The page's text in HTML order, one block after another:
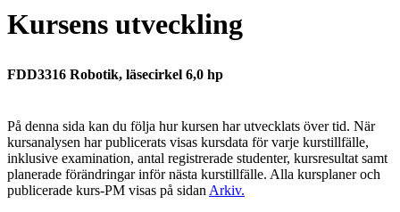
Kursens utveckling
FDD3316 Robotik, läsecirkel 6,0 hp
På denna sida kan du följa hur kursen har utvecklats över tid. När
kursanalysen har publicerats visas kursdata för varje kurstillfälle,
inklusive examination, antal registrerade studenter, kursresultat samt
planerade förändringar inför nästa kurstillfälle. Alla kursplaner och
publicerade kurs-PM visas på sidan Arkiv.